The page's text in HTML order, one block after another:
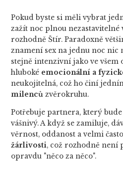
Pokud byste si měli vybrat
zažít noc plnou nezastavitelné
rozhodně Štír. Paradoxně
znamení sex na jednu noc nic
stejně intenzivní jako ve všem
hluboké emocionální a
neukojitelná, což ho činí
milencůzvěrokruhu.
Potřebuje partnera, který
vášnivý. A když se zamiluje,
věrnost, oddanost a velmi
žárlivosti, což rozhodně není
opravdu "něco za něco".